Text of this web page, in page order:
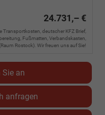
24.731,– €
Transportkosten, deutscher KFZ Brief,
Fußmatten, Verbandskasten,
Rostock). Wir freuen uns auf Sie!
Sie an
anfragen